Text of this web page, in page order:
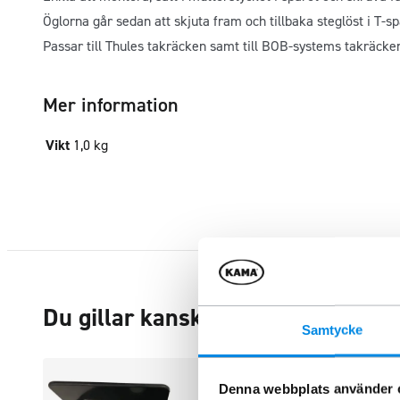
Samtycke
Denna webbplats använder
Öglorna går sedan att skjuta fram och tillbaka steglöst i T-
Passar till Thules takräcken samt till BOB-systems
Mer information
Vikt 1,0 kg
Du gillar kanske också…